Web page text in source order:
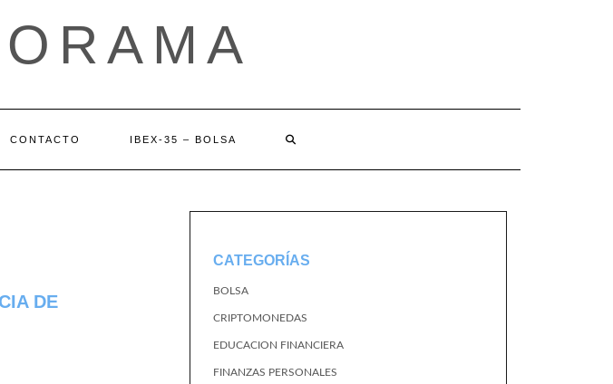
CONTACTO IBEX-35 – BOLSA
DE
CATEGORÍAS
BOLSA
CRIPTOMONEDAS
EDUCACION FINANCIERA
FINANZAS PERSONALES